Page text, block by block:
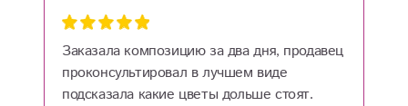
Заказала композицию за два дня, продавец
проконсультировал в лучшем виде
подсказала какие цветы дольше стоят.